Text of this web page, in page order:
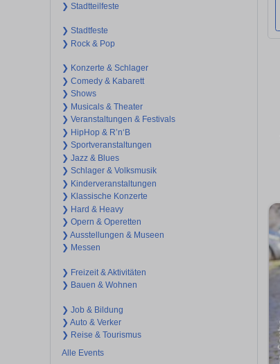
❯ Stadtteilfeste
❯ Stadtfeste
❯ Rock & Pop
❯ Konzerte & Schlager
❯ Comedy & Kabarett
❯ Shows
❯ Musicals & Theater
❯ Veranstaltungen & Festivals
❯ HipHop & R’n‘B
❯ Sportveranstaltungen
❯ Jazz & Blues
❯ Schlager & Volksmusik
❯ Kinderveranstaltungen
❯ Klassische Konzerte
❯ Hard & Heavy
❯ Opern & Operetten
❯ Ausstellungen & Museen
❯ Messen
❯ Freizeit & Aktivitäten
❯ Bauen & Wohnen
❯ Job & Bildung
❯ Auto & Verker
❯ Reise & Tourismus
Alle Events